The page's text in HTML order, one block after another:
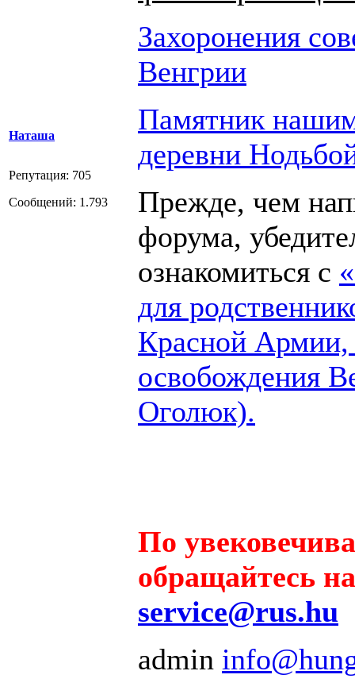
Наташа
Репутация: 705
Сообщений: 1.793
Захоронения
Венгрии
Памятник
деревни
Прежде, чем
форума,
ознакомиться с
для
Красной
освобождения
Оголюк).
По
обращайтесь
service@rus.hu
admin